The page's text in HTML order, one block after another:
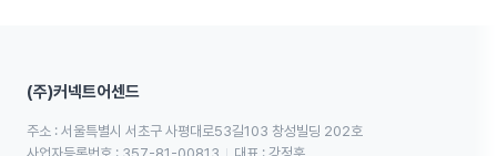
(주)커넥트어센드
주소 : 서울특별시 서초구 사평대로53길103 창성빌딩 202호